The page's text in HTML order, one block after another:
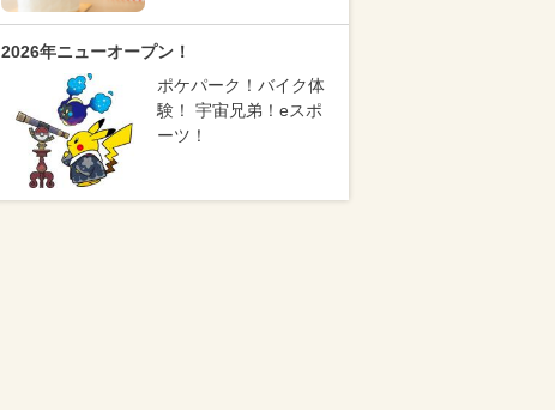
2026年ニューオープン！
ポケパーク！バイク体
験！ 宇宙兄弟！eスポ
ーツ！